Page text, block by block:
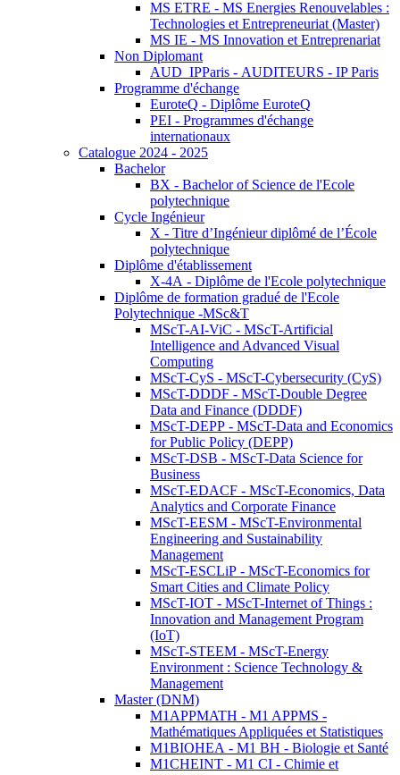
MS ETRE - MS Energies Renouvelables :
Technologies et Entrepreneuriat (Master)
MS IE - MS Innovation et Entreprenariat
Non Diplomant
AUD_IPParis - AUDITEURS - IP Paris
Programme d'échange
EuroteQ - Diplôme EuroteQ
PEI - Programmes d'échange
internationaux
Catalogue 2024 - 2025
Bachelor
BX - Bachelor of Science de l'Ecole
polytechnique
Cycle Ingénieur
X - Titre d’Ingénieur diplômé de l’École
polytechnique
Diplôme d'établissement
X-4A - Diplôme de l'Ecole polytechnique
Diplôme de formation gradué de l'Ecole
Polytechnique -MSc&T
MScT-AI-ViC - MScT-Artificial
Intelligence and Advanced Visual
Computing
MScT-CyS - MScT-Cybersecurity (CyS)
MScT-DDDF - MScT-Double Degree
Data and Finance (DDDF)
MScT-DEPP - MScT-Data and Economics
for Public Policy (DEPP)
MScT-DSB - MScT-Data Science for
Business
MScT-EDACF - MScT-Economics, Data
Analytics and Corporate Finance
MScT-EESM - MScT-Environmental
Engineering and Sustainability
Management
MScT-ESCLiP - MScT-Economics for
Smart Cities and Climate Policy
MScT-IOT - MScT-Internet of Things :
Innovation and Management Program
(IoT)
MScT-STEEM - MScT-Energy
Environment : Science Technology &
Management
Master (DNM)
M1APPMATH - M1 APPMS -
Mathématiques Appliquées et Statistiques
M1BIOHEA - M1 BH - Biologie et Santé
M1CHEINT - M1 CI - Chimie et